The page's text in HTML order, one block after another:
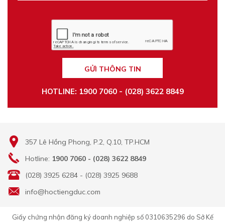
GỬI THÔNG TIN
HOTLINE: 1900 7060 - (028) 3622 8849
357 Lê Hồng Phong, P.2, Q.10, TP.HCM
Hotline: 1900 7060 - (028) 3622 8849
(028) 3925 6284 - (028) 3925 9688
info@hoctiengduc.com
Giấy chứng nhận đăng ký doanh nghiệp số 0310635296 do Sở Kế